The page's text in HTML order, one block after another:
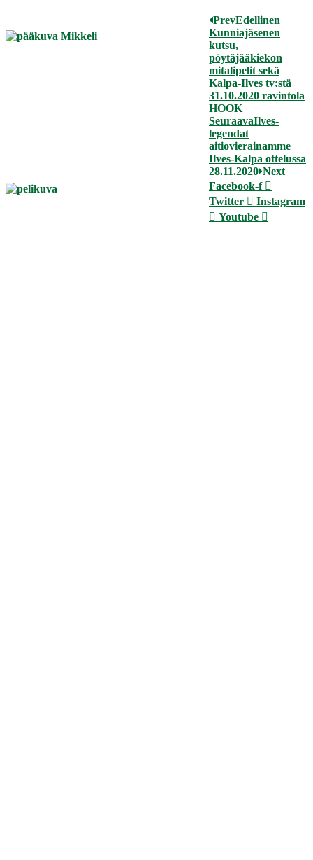
PrevEdellinen
Kunniajäsenen
kutsu,
pöytäjääkiekon
mitalipelit sekä
Kalpa-Ilves tv:stä
31.10.2020 ravintola
HOOK
SeuraavaIlves-
legendat
aitiovierainamme
Ilves-Kalpa ottelussa
28.11.2020 Next
Facebook-f
Twitter
Instagram
Youtube